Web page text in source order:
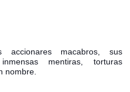
accionares macabros, sus
mentiras, torturas
nombre.